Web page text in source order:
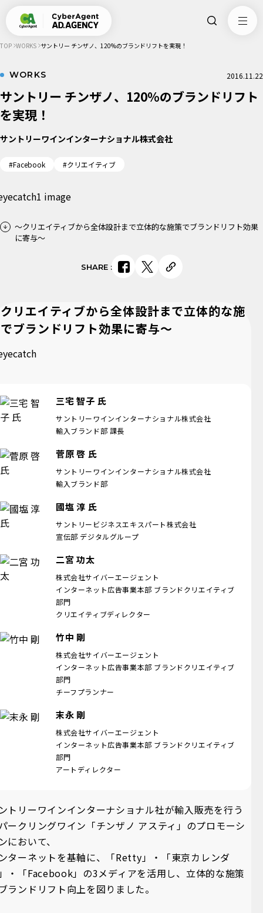
TOP WORKS サントリー チンザノ、120%のブランドリフトを実現！
WORKS 2016.11.22
サントリー チンザノ、120%のブランドリフト
を実現！
サントリーワインインターナショナル株式会社
#Facebook #クリエイティブ
リエイティブから全体設計まで立体的な施
ブランドリフト効果に寄与～
三宅 智子 氏
サントリーワインインターナショナル株式会社
輸入ブランド部 課長
菅原 啓 氏
サントリーワインインターナショナル株式会社
輸入ブランド部
國塩 淳 氏
サントリービジネスエキスパート株式会社
宣伝部 デジタルグループ
二宮 功太
株式会社サイバーエージェント
インターネット広告事業本部 ブランドクリエイティブ
部門
クリエイティブディレクター
竹中 剛
株式会社サイバーエージェント
インターネット広告事業本部 ブランドクリエイティブ
部門
チーフプランナー
末永 剛
株式会社サイバーエージェント
インターネット広告事業本部 ブランドクリエイティブ
部門
アートディレクター
トリーワインインターナショナル社が輸入販売を行う
ークリングワイン「チンザノ アスティ」のプロモーシ
において、
ターネットを基軸に、「Retty」・「東京カレンダ
・「Facebook」の3メディアを活用し、立体的な施策
ランドリフト向上を図りました。
～クリエイティブから全体設計まで立体的な施策でブランドリフト効果
に寄与～
SHARE: